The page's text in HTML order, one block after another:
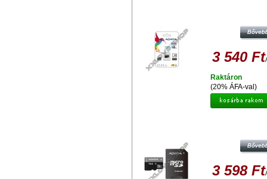
3 540 Ft
(20% ÁFA-val)
Raktáron
3 598 Ft